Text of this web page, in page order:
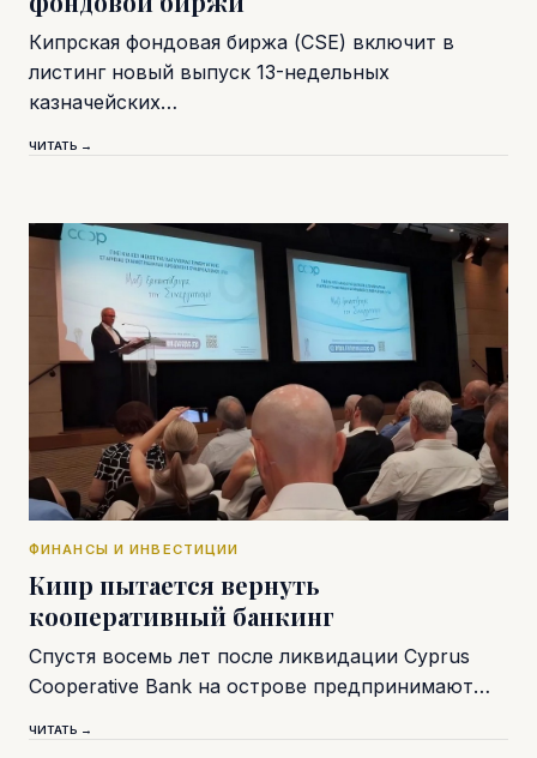
Кипрская фондовая биржа (CSE) включит в
листинг новый выпуск 13-недельных
казначейских…
ЧИТАТЬ →
ФИНАНСЫ И ИНВЕСТИЦИИ
Кипр пытается вернуть
кооперативный банкинг
Спустя восемь лет после ликвидации Cyprus
Cooperative Bank на острове предпринимают…
ЧИТАТЬ →